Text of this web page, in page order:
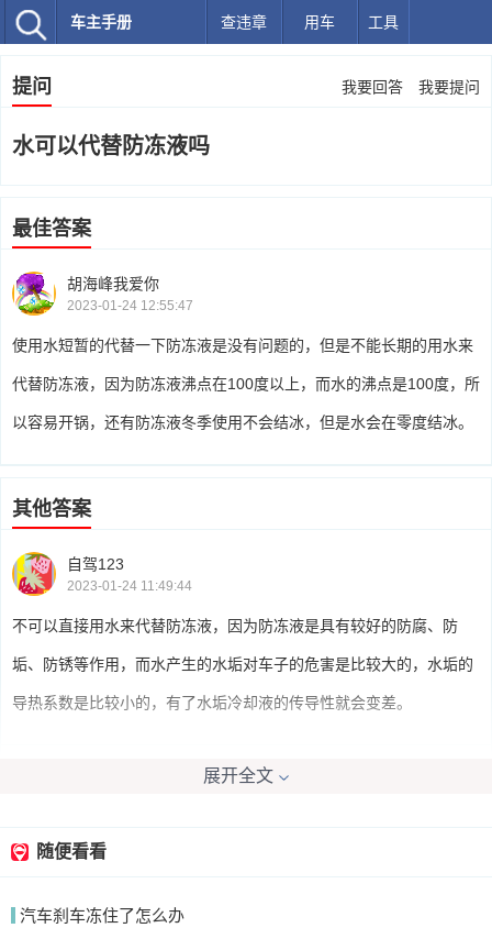
车主手册 查违章 用车 工具
提问 我要回答 我要提问
水可以代替防冻液吗
最佳答案
胡海峰我爱你
2023-01-24 12:55:47
使用水短暂的代替一下防冻液是没有问题的，但是不能长期的用水来
代替防冻液，因为防冻液沸点在100度以上，而水的沸点是100度，所
以容易开锅，还有防冻液冬季使用不会结冰，但是水会在零度结冰。
其他答案
自驾123
2023-01-24 11:49:44
不可以直接用水来代替防冻液，因为防冻液是具有较好的防腐、防
垢、防锈等作用，而水产生的水垢对车子的危害是比较大的，水垢的
导热系数是比较小的，有了水垢冷却液的传导性就会变差。
你好，最好还是用防冻液。紧急情况下，缺水的话。可以加点水进去
展开全文
随便看看
汽车刹车冻住了怎么办